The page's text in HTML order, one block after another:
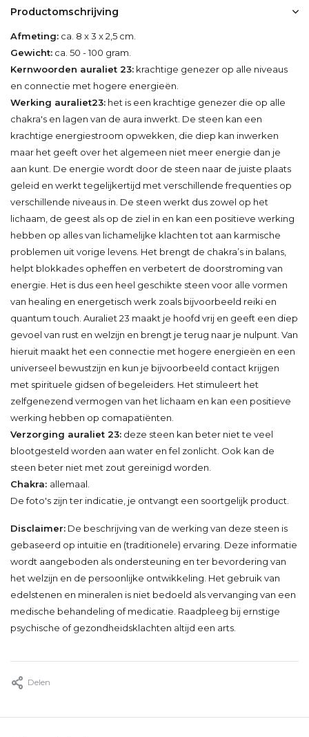
Productomschrijving
Afmeting: ca. 8 x 3 x 2,5 cm.
Gewicht: ca. 50 - 100 gram.
Kernwoorden auraliet 23: krachtige genezer op alle niveaus
en connectie met hogere energieën.
Werking auraliet23: het is een krachtige genezer die op alle
chakra's en lagen van de aura inwerkt. De steen kan een
krachtige energiestroom opwekken, die diep kan inwerken
maar het geeft over het algemeen niet meer energie dan je
aan kunt. De energie wordt door de steen naar de juiste plaats
geleid en werkt tegelijkertijd met verschillende frequenties op
verschillende niveaus in. De steen werkt dus zowel op het
lichaam, de geest als op de ziel in en kan een positieve werking
hebben op alles van lichamelijke klachten tot aan karmische
problemen uit vorige levens. Het brengt de chakra’s in balans,
helpt blokkades opheffen en verbetert de doorstroming van
energie. Het is dus een heel geschikte steen voor alle vormen
van healing en energetisch werk zoals bijvoorbeeld reiki en
quantum touch. Auraliet 23 maakt je hoofd vrij en geeft een diep
gevoel van rust en welzijn en brengt je terug naar je nulpunt. Van
hieruit maakt het een connectie met hogere energieën en een
universeel bewustzijn en kun je bijvoorbeeld contact krijgen
met spirituele gidsen of begeleiders. Het stimuleert het
zelfgenezend vermogen van het lichaam en kan een positieve
werking hebben op comapatiënten.
Verzorging auraliet 23: deze steen kan beter niet te veel
blootgesteld worden aan water en fel zonlicht. Ook kan de
steen beter niet met zout gereinigd worden.
Chakra: allemaal.
De foto's zijn ter indicatie, je ontvangt een soortgelijk product.
Disclaimer: De beschrijving van de werking van deze steen is
gebaseerd op intuïtie en (traditionele) ervaring. Deze informatie
wordt aangeboden als ondersteuning en ter bevordering van
het welzijn en de persoonlijke ontwikkeling. Het gebruik van
edelstenen en mineralen is niet bedoeld als vervanging van een
medische behandeling of medicatie. Raadpleeg bij ernstige
psychische of gezondheidsklachten altijd een arts.
Delen